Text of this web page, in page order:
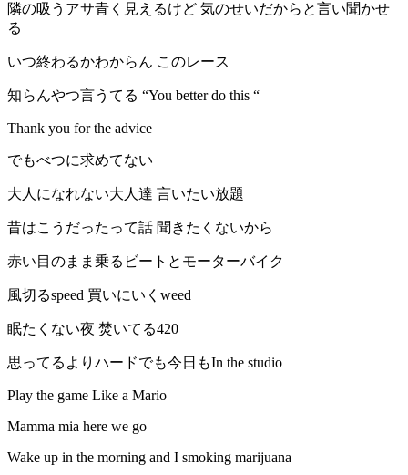
隣の吸うアサ青く見えるけど 気のせいだからと言い聞かせ
る
いつ終わるかわからん このレース
知らんやつ言うてる “You better do this “
Thank you for the advice
でもべつに求めてない
大人になれない大人達 言いたい放題
昔はこうだったって話 聞きたくないから
赤い目のまま乗るビートとモーターバイク
風切るspeed 買いにいくweed
眠たくない夜 焚いてる420
思ってるよりハードでも今日もIn the studio
Play the game Like a Mario
Mamma mia here we go
Wake up in the morning and I smoking marijuana